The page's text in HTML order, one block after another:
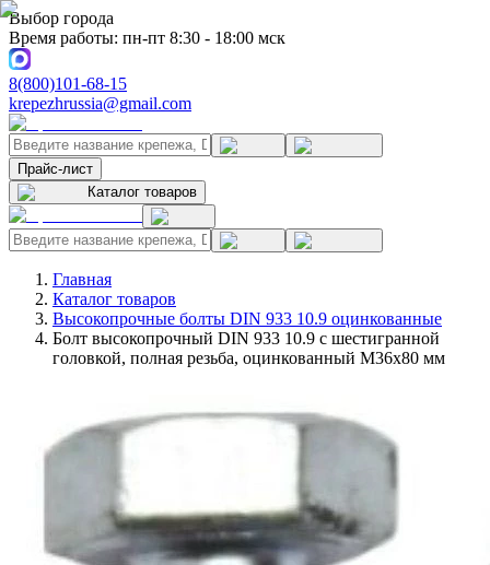
Выбор города
Время работы: пн-пт 8:30 - 18:00 мск
8(800)101-68-15
krepezhrussia@gmail.com
Прайс-лист
Каталог товаров
Главная
Каталог товаров
Высокопрочные болты DIN 933 10.9 оцинкованные
Болт высокопрочный DIN 933 10.9 с шестигранной
головкой, полная резьба, оцинкованный M36x80 мм